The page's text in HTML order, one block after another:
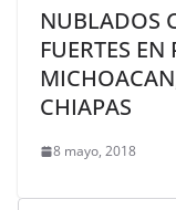
NUBLADOS
FUERTES
CHIAPAS
8 mayo, 2018